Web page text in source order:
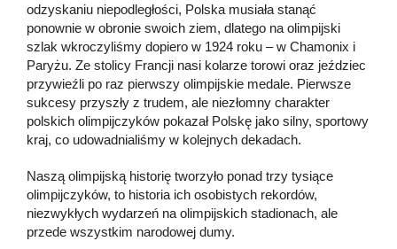
odzyskaniu niepodległości, Polska musiała stanąć
ponownie w obronie swoich ziem, dlatego na olimpijski
szlak wkroczyliśmy dopiero w 1924 roku – w Chamonix i
Paryżu. Ze stolicy Francji nasi kolarze torowi oraz jeździec
przywieźli po raz pierwszy olimpijskie medale. Pierwsze
sukcesy przyszły z trudem, ale niezłomny charakter
polskich olimpijczyków pokazał Polskę jako silny, sportowy
kraj, co udowadnialiśmy w kolejnych dekadach.
Naszą olimpijską historię tworzyło ponad trzy tysiące
olimpijczyków, to historia ich osobistych rekordów,
niezwykłych wydarzeń na olimpijskich stadionach, ale
przede wszystkim narodowej dumy.